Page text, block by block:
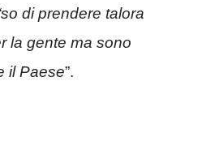
di prendere talora
la gente ma sono
il Paese”.